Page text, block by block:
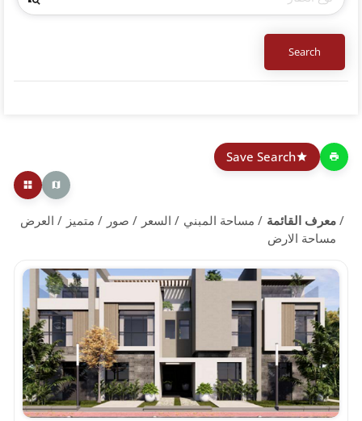
Save Search
معرف القائمة مساحة المبني السعر صور متميز
العرض
مساحة الارض